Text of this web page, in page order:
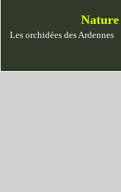
Nature
Les orchidées des Ardennes